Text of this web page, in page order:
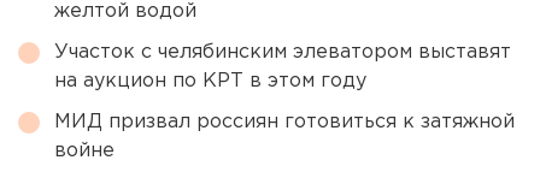
желтой водой
Участок с челябинским элеватором выставят
на аукцион по КРТ в этом году
МИД призвал россиян готовиться к затяжной
войне